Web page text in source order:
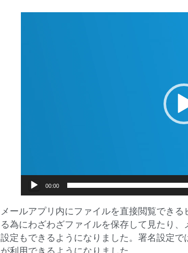
00:00
メールアプリ内にファイルを直接閲覧でき
る為にわざわざファイルを保存して見たり
設定もできるようになりました。署名設定